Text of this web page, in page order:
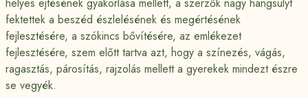
fektettek a beszéd észlelésének és megértésének
fejlesztésére, a szókincs bővítésére, az emlékezet
fejlesztésére, szem előtt tartva azt, hogy a színezés, vágás,
ragasztás, párosítás, rajzolás mellett a gyerekek mindezt észre
se vegyék.